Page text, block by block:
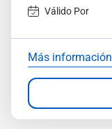
Válido Por
Más información